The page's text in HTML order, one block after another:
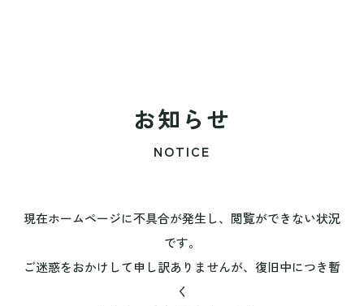
お知らせ
NOTICE
現在ホームページに不具合が発生し、閲覧ができない状況
です。
ご迷惑をおかけして申し訳ありませんが、復旧中につき暫
く